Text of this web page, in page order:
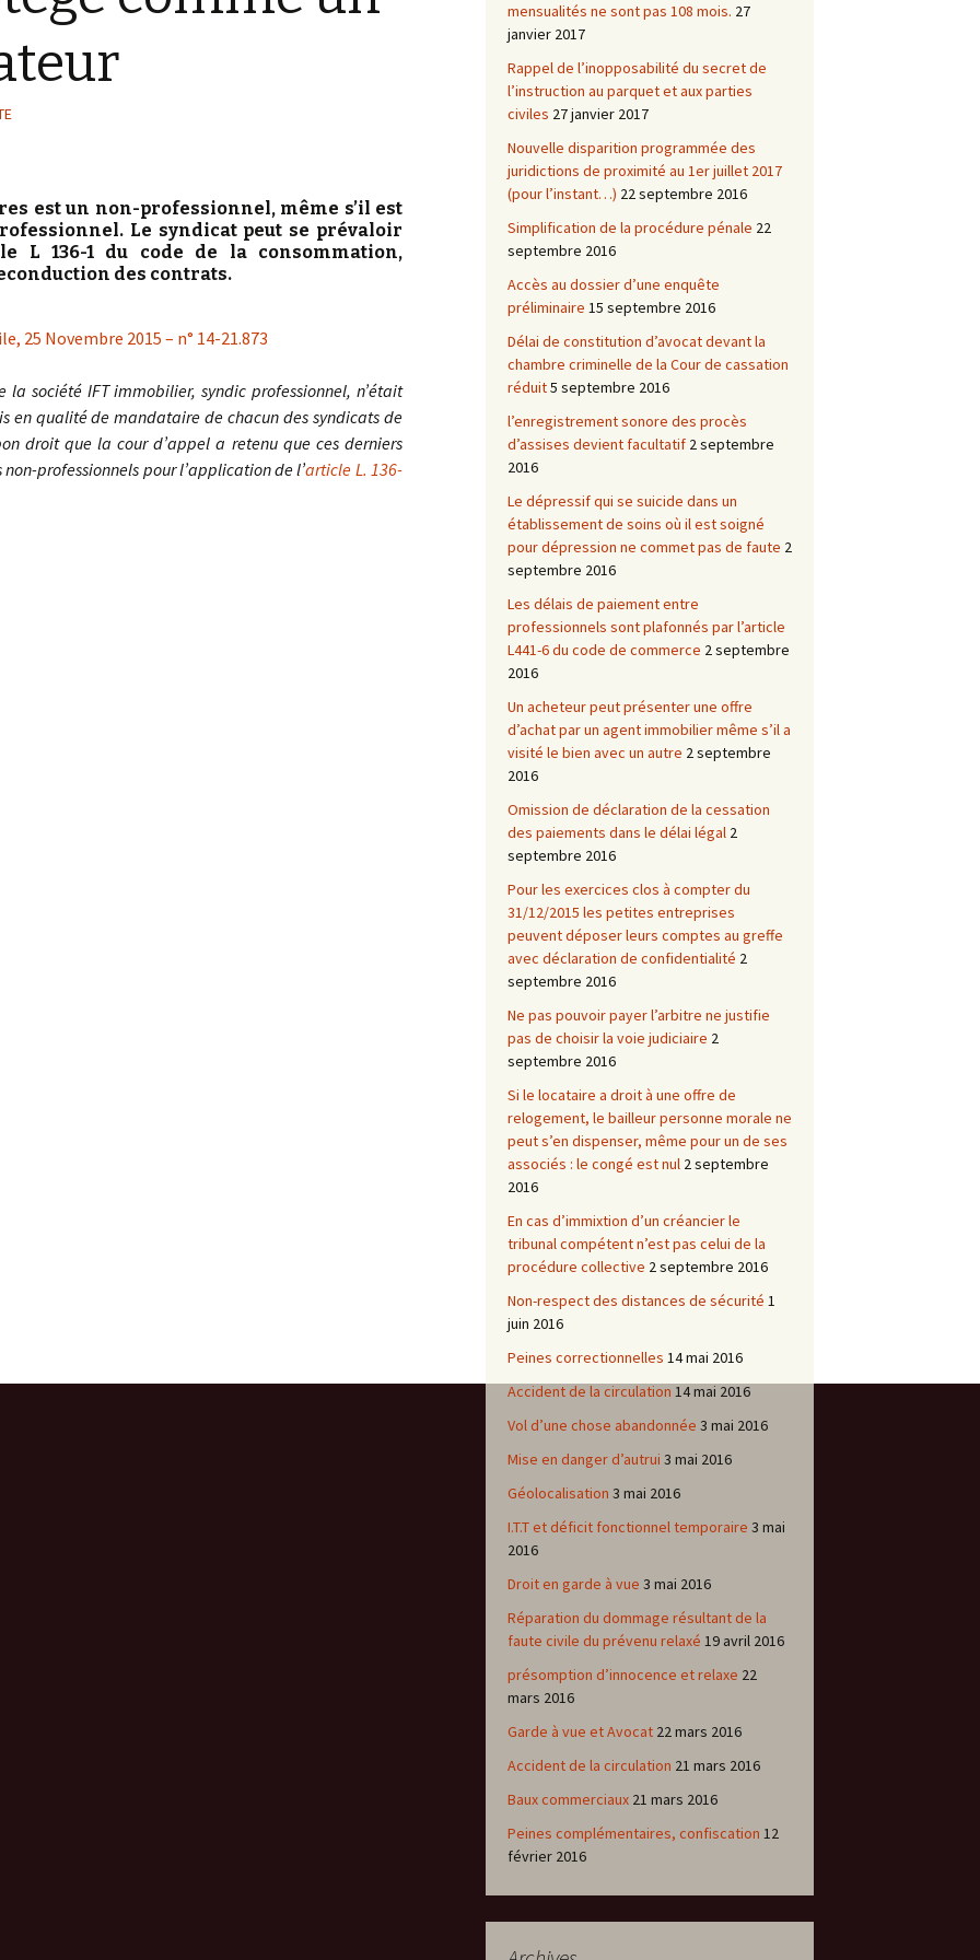
ou
dans
?
Copropriété
?
avec
avec
(public
tiers
Elsa RAJBENBACH
est un non-professionnel, même s’il est
Le syndicat peut se prévaloir
L 136-1 du code de la consommation,
des contrats.
25 Novembre 2015 – n° 14-21.873
la société IFT immobilier, syndic professionnel, n’était
en qualité de mandataire de chacun des syndicats de
droit que la cour d’appel a retenu que ces derniers
professionnels pour l’application de l’article L. 136-
mensualités ne sont pas 108 mois. 27
janvier 2017
Rappel de l’inopposabilité du secret de
l’instruction au parquet et aux parties
civiles 27 janvier 2017
Nouvelle disparition programmée des
juridictions de proximité au 1er juillet 2017
(pour l’instant…) 22 septembre 2016
Simplification de la procédure pénale 22
septembre 2016
Accès au dossier d’une enquête
préliminaire 15 septembre 2016
Délai de constitution d’avocat devant la
chambre criminelle de la Cour de cassation
réduit5 septembre 2016
l’enregistrement sonore des procès
d’assises devient facultatif 2 septembre
2016
Le dépressif qui se suicide dans un
établissement de soins où il est soigné
pour dépression ne commet pas de faute 2
septembre 2016
Les délais de paiement entre
professionnels sont plafonnés par l’article
L441-6 du code de commerce 2 septembre
2016
Un acheteur peut présenter une offre
d’achat par un agent immobilier même s’il a
visité le bien avec un autre 2 septembre
2016
Omission de déclaration de la cessation
des paiements dans le délai légal 2
septembre 2016
Pour les exercices clos à compter du
31/12/2015 les petites entreprises
peuvent déposer leurs comptes au greffe
avec déclaration de confidentialité 2
septembre 2016
Ne pas pouvoir payer l’arbitre ne justifie
pas de choisir la voie judiciaire 2
septembre 2016
Si le locataire a droit à une offre de
relogement, le bailleur personne morale ne
peut s’en dispenser, même pour un de ses
associés : le congé est nul 2 septembre
2016
En cas d’immixtion d’un créancier le
tribunal compétent n’est pas celui de la
procédure collective 2 septembre 2016
Non-respect des distances de sécurité 1
juin 2016
Peines correctionnelles 14 mai 2016
Accident de la circulation 14 mai 2016
Vol d’une chose abandonnée 3 mai 2016
Mise en danger d’autrui 3 mai 2016
Géolocalisation 3 mai 2016
I.T.T et déficit fonctionnel temporaire 3 mai
2016
Droit en garde à vue 3 mai 2016
Réparation du dommage résultant de la
faute civile du prévenu relaxé 19 avril 2016
présomption d’innocence et relaxe 22
mars 2016
Garde à vue et Avocat 22 mars 2016
Accident de la circulation 21 mars 2016
Baux commerciaux 21 mars 2016
Peines complémentaires, confiscation 12
février 2016